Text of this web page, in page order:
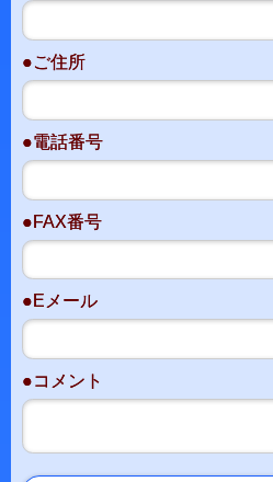
●ご住所
●電話番号
●FAX番号
●Eメール
●コメント